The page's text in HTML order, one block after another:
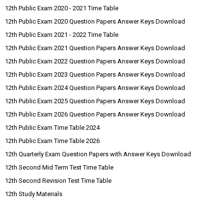
12th Public Exam 2020 - 2021 Time Table
12th Public Exam 2020 Question Papers Answer Keys Download
12th Public Exam 2021 - 2022 Time Table
12th Public Exam 2021 Question Papers Answer Keys Download
12th Public Exam 2022 Question Papers Answer Keys Download
12th Public Exam 2023 Question Papers Answer Keys Download
12th Public Exam 2024 Question Papers Answer Keys Download
12th Public Exam 2025 Question Papers Answer Keys Download
12th Public Exam 2026 Question Papers Answer Keys Download
12th Public Exam Time Table 2024
12th Public Exam Time Table 2026
12th Quarterly Exam Question Papers with Answer Keys Download
12th Second Mid Term Test Time Table
12th Second Revision Test Time Table
12th Study Materials